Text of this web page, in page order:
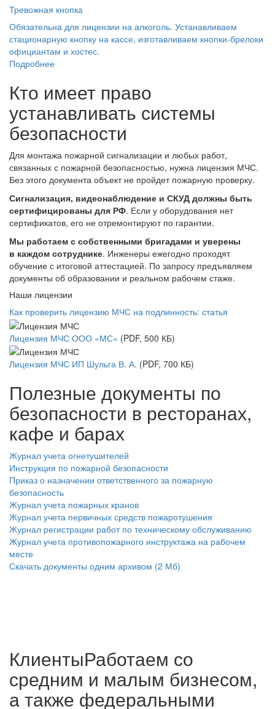
Тревожная кнопка
Обязательна для лицензии на алкоголь. Устанавливаем
стационарную кнопку на кассе, изготавливаем кнопки-брелоки
официантам и хостес.
Подробнее
Кто имеет право
устанавливать системы
безопасности
Для монтажа пожарной сигнализации и любых работ,
связанных с пожарной безопасностью, нужна лицензия МЧС.
Без этого документа объект не пройдет пожарную проверку.
Сигнализация, видеонаблюдение и СКУД должны быть
сертифицированы для РФ. Если у оборудования нет
сертификатов, его не отремонтируют по гарантии.
Мы работаем с собственными бригадами и уверены
в каждом сотруднике. Инженеры ежегодно проходят
обучение с итоговой аттестацией. По запросу предъявляем
документы об образовании и реальном рабочем стаже.
Наши лицензии
Как проверить лицензию МЧС на подлинность: статья
Лицензия МЧС ООО «МС» (PDF, 500 КБ)
Лицензия МЧС ИП Шульга В. А. (PDF, 700 КБ)
Полезные документы по
безопасности в ресторанах,
кафе и барах
Журнал учета огнетушителей
Инструкция по пожарной безопасности
Приказ о назначении ответственного за пожарную
безопасность
Журнал учета пожарных кранов
Журнал учета первичных средств пожаротушения
Журнал регистрации работ по техническому обслуживанию
Журнал учета противопожарного инструктажа на рабочем
месте
Скачать документы одним архивом (2 Мб)
КлиентыРаботаем со
средним и малым бизнесом,
а также федеральными